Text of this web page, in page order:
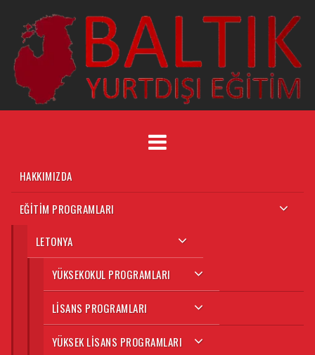
HAKKIMIZDA
EĞITIM PROGRAMLARI
LETONYA
YÜKSEKOKUL PROGRAMLARI
LISANS PROGRAMLARI
YÜKSEK LISANS PROGRAMLARI